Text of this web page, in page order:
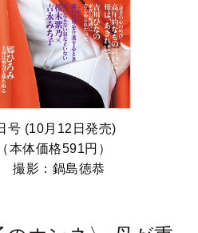
号 (10月12日発売)
本体価格591円）
撮影：鍋島徳恭